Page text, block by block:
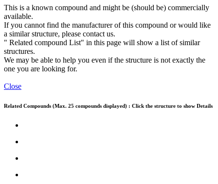
This is a known compound and might be (should be) commercially
available.
If you cannot find the manufacturer of this compound or would like
a similar structure, please contact us.
" Related compound List" in this page will show a list of similar
structures.
We may be able to help you even if the structure is not exactly the
one you are looking for.
Close
Related Compounds (Max. 25 compounds displayed) : Click the structure to show Details